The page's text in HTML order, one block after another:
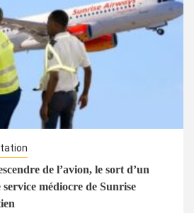
de l’avion, le sort d’un
médiocre de Sunrise